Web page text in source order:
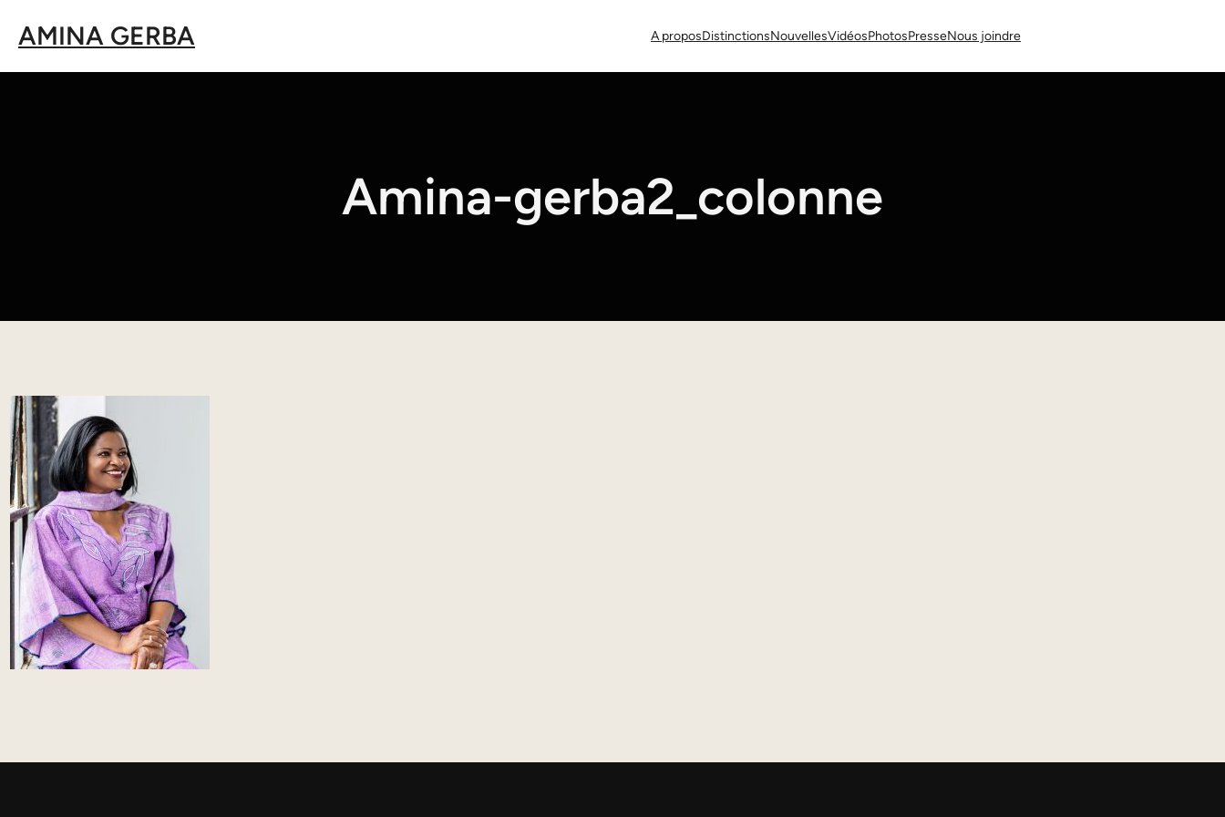
contenu
AMINA GERBA A proposDistinctionsNouvellesVidéosPhotosPresseNous joindre
Amina-gerba2_colonne